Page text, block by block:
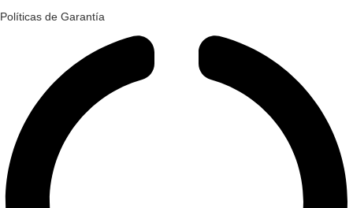
Políticas de Garantía